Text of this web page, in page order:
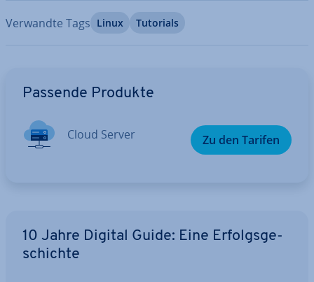
Verwandte Tags Linux Tutorials
Passende Produkte
Cloud Server Zu den Tarifen
10 Jahre Digital Guide: Eine Er­folgs­ge­
schich­te